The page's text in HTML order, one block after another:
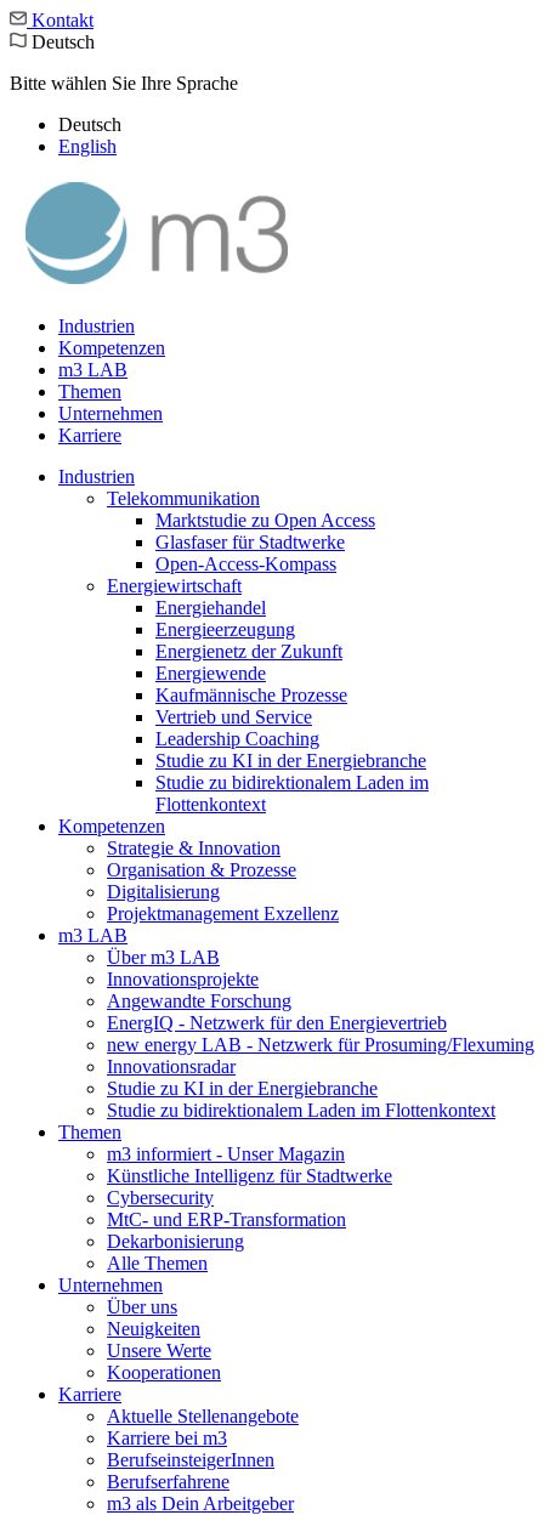
Kontakt
Deutsch
Bitte wählen Sie Ihre Sprache
Deutsch
English
Industrien
Kompetenzen
m3 LAB
Themen
Unternehmen
Karriere
Industrien
Telekommunikation
Marktstudie zu Open Access
Glasfaser für Stadtwerke
Open-Access-Kompass
Energiewirtschaft
Energiehandel
Energieerzeugung
Energienetz der Zukunft
Energiewende
Kaufmännische Prozesse
Vertrieb und Service
Leadership Coaching
Studie zu KI in der Energiebranche
Studie zu bidirektionalem Laden im
Flottenkontext
Kompetenzen
Strategie & Innovation
Organisation & Prozesse
Digitalisierung
Projektmanagement Exzellenz
m3 LAB
Über m3 LAB
Innovationsprojekte
Angewandte Forschung
EnergIQ - Netzwerk für den Energievertrieb
new energy LAB - Netzwerk für Prosuming/Flexuming
Innovationsradar
Studie zu KI in der Energiebranche
Studie zu bidirektionalem Laden im Flottenkontext
Themen
m3 informiert - Unser Magazin
Künstliche Intelligenz für Stadtwerke
Cybersecurity
MtC- und ERP-Transformation
Dekarbonisierung
Alle Themen
Unternehmen
Über uns
Neuigkeiten
Unsere Werte
Kooperationen
Karriere
Aktuelle Stellenangebote
Karriere bei m3
BerufseinsteigerInnen
Berufserfahrene
m3 als Dein Arbeitgeber